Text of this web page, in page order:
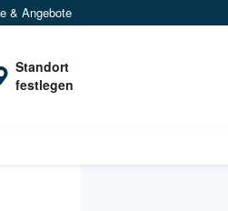
& Angebote
Standort
festlegen